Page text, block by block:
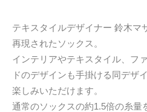
テキスタイルデザイナー 鈴木マ
再現されたソックス。
インテリアやテキスタイル、フ
ドのデザインも手掛ける同デザ
楽しみいただけます。
通常のソックスの約1.5倍の糸量